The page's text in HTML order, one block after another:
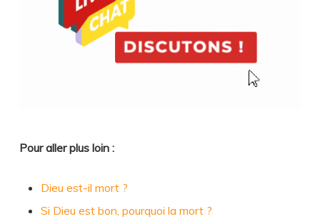
Pour aller plus loin :
Dieu est-il mort ?
Si Dieu est bon, pourquoi la mort ?